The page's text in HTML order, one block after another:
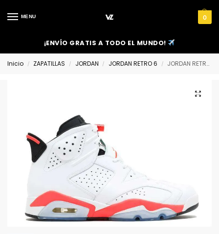
MENU 0
¡ENVÍO GRATIS A TODO EL MUNDO!
Inicio / ZAPATILLAS / JORDAN / JORDAN RETRO 6 / JORDAN RETRO 6 ‘WHITE INFRARED’